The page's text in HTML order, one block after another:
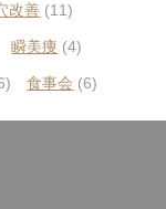
改善 (11)
瞬美痩 (4)
食事会 (6)